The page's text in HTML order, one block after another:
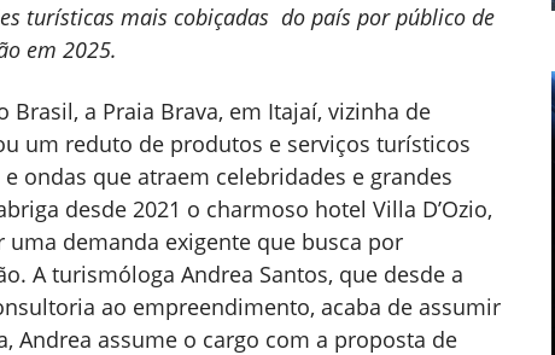
turísticas mais cobiçadas do país por público de
em 2025.
a Praia Brava, em Itajaí, vizinha de
um reduto de produtos e serviços turísticos
ondas que atraem celebridades e grandes
desde 2021 o charmoso hotel Villa D’Ozio,
demanda exigente que busca por
A turismóloga Andrea Santos, que desde a
ao empreendimento, acaba de assumir
Andrea assume o cargo com a proposta de